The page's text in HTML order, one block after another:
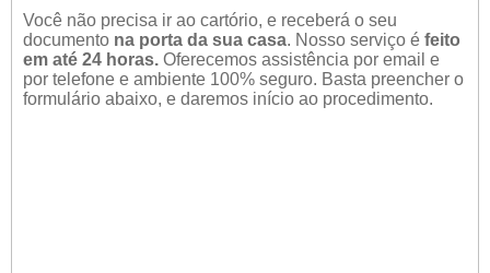
Você não precisa ir ao cartório, e receberá o seu
documento na porta da sua casa. Nosso serviço é feito
em até 24 horas. Oferecemos assistência por email e
por telefone e ambiente 100% seguro. Basta preencher o
formulário abaixo, e daremos início ao procedimento.